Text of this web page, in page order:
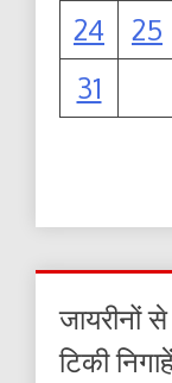
24
25
31
जायरीनों
टिकी